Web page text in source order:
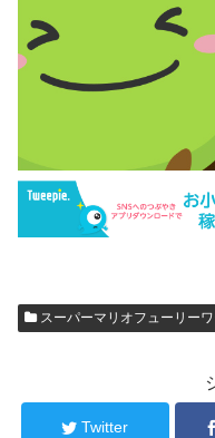
スーパーマリオフューリー
Twitter